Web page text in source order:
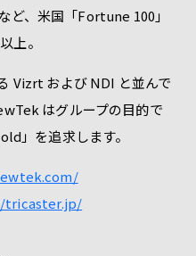
ど、米国「Fortune 100」
上。
Vizrt および NDI と並んで
はグループの目的で
」を追求します。